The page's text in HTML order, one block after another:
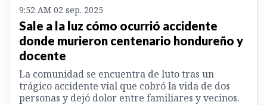
9:52 AM 02 sep. 2025
Sale a la luz cómo ocurrió accidente
donde murieron centenario hondureño y
docente
La comunidad se encuentra de luto tras un
trágico accidente vial que cobró la vida de dos
personas y dejó dolor entre familiares y vecinos.